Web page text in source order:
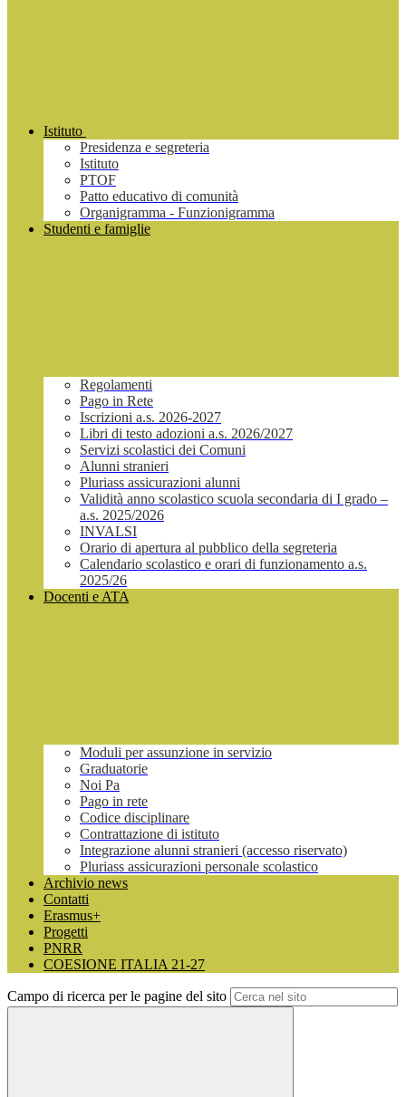
Istituto
Presidenza e segreteria
Istituto
PTOF
Patto educativo di comunità
Organigramma - Funzionigramma
Studenti e famiglie
Regolamenti
Pago in Rete
Iscrizioni a.s. 2026-2027
Libri di testo adozioni a.s. 2026/2027
Servizi scolastici dei Comuni
Alunni stranieri
Pluriass assicurazioni alunni
Validità anno scolastico scuola secondaria di I grado –
a.s. 2025/2026
INVALSI
Orario di apertura al pubblico della segreteria
Calendario scolastico e orari di funzionamento a.s.
2025/26
Docenti e ATA
Moduli per assunzione in servizio
Graduatorie
Noi Pa
Pago in rete
Codice disciplinare
Contrattazione di istituto
Integrazione alunni stranieri (accesso riservato)
Pluriass assicurazioni personale scolastico
Archivio news
Contatti
Erasmus+
Progetti
PNRR
COESIONE ITALIA 21-27
Campo di ricerca per le pagine del sito